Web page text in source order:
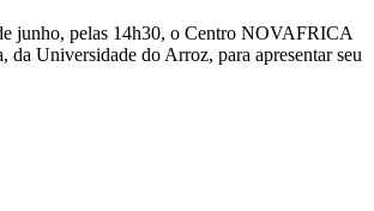
junho, pelas 14h30, o Centro NOVAFRICA
da Universidade do Arroz, para apresentar seu